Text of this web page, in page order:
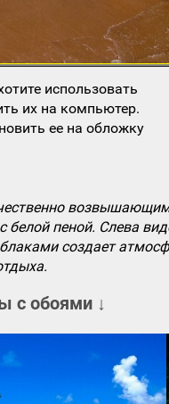
использовать
их на компьютер.
ее на обложку
пеной. Слева
создает
с обоями ↓